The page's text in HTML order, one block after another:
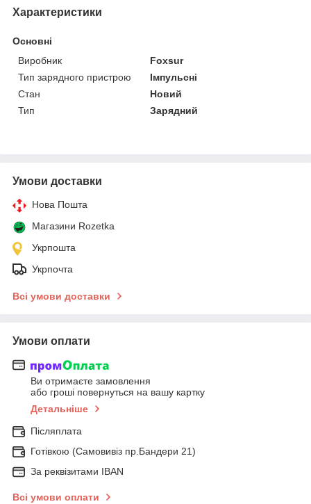
Характеристики
Основні
Виробник
Foxsur
Тип зарядного пристрою
Імпульсні
Стан
Новий
Тип
Зарядний
Умови доставки
Нова Пошта
Магазини Rozetka
Укрпошта
Укрпочта
Всі умови доставки
Умови оплати
Ви отримаєте замовлення
або гроші повернуться на вашу картку
Детальніше
Післяплата
Готівкою (Самовивіз пр.Бандери 21)
За реквізитами IBAN
Всі умови оплати